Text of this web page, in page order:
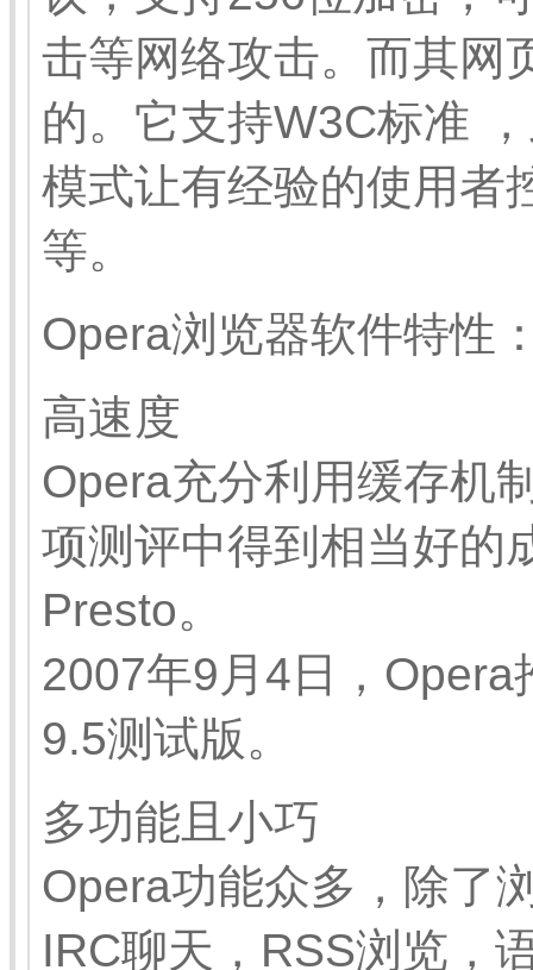
击等网络攻击。而其网
的。它支持W3C标准
模式让有经验的使用者
等。
Opera浏览器软件特性
高速度
Opera充分利用缓存机
项测评中得到相当好的
Presto。
2007年9月4日，
9.5测试版。
多功能且小巧
Opera功能众多，除了
IRC聊天，RSS浏览，